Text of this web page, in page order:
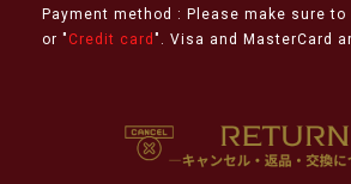
Payment method : Please make sure to
or " Credit card ". Visa and MasterCard